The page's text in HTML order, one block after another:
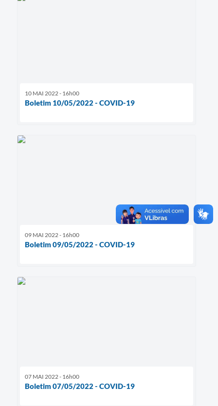
10 MAI 2022 - 16h00
Boletim 10/05/2022 - COVID-19
09 MAI 2022 - 16h00
Boletim 09/05/2022 - COVID-19
07 MAI 2022 - 16h00
Boletim 07/05/2022 - COVID-19